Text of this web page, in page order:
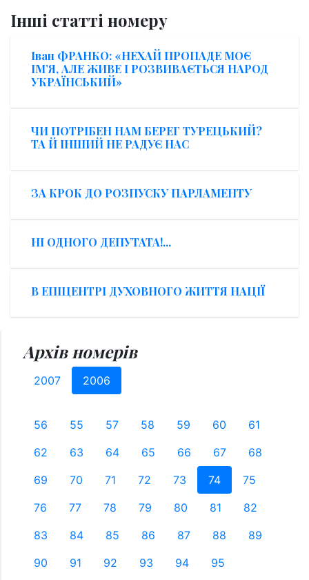
Інші статті номеру
Іван ФРАНКО: «НЕХАЙ ПРОПАДЕ МОЄ
ІМ’Я, АЛЕ ЖИВЕ І РОЗВИВАЄТЬСЯ НАРОД
УКРАЇНСЬКИЙ»
ЧИ ПОТРІБЕН НАМ БЕРЕГ ТУРЕЦЬКИЙ?
ТА Й ІНШИЙ НЕ РАДУЄ НАС
ЗА КРОК ДО РОЗПУСКУ ПАРЛАМЕНТУ
НІ ОДНОГО ДЕПУТАТА!...
В ЕПІЦЕНТРІ ДУХОВНОГО ЖИТТЯ НАЦІЇ
Архів номерів
2007 2006
56 55 57 58 59 60
61
62
63 64 65 66 67
68
69
70 71 72 73 74
75
76
77 78 79 80 81
82
83
84 85 86 87 88
89
90
91 92 93 94 95